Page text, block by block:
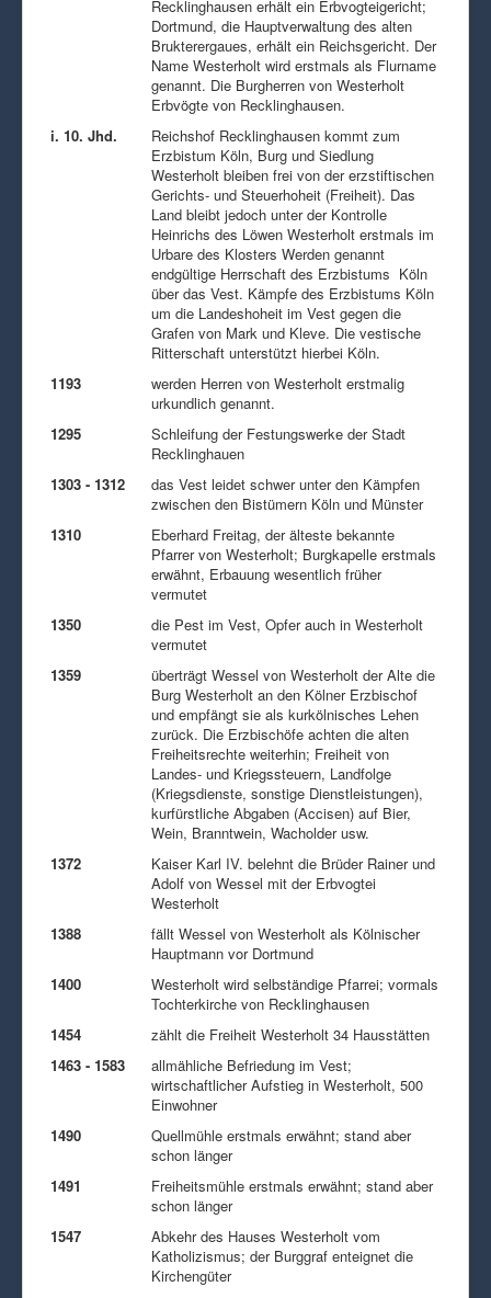
Recklinghausen erhält ein Erbvogteigericht;
Dortmund, die Hauptverwaltung des alten
Brukterergaues, erhält ein Reichsgericht. Der
Name Westerholt wird erstmals als Flurname
genannt. Die Burgherren von Westerholt
Erbvögte von Recklinghausen.
i. 10. Jhd.
Reichshof Recklinghausen kommt zum
Erzbistum Köln, Burg und Siedlung
Westerholt bleiben frei von der erzstiftischen
Gerichts- und Steuerhoheit (Freiheit). Das
Land bleibt jedoch unter der Kontrolle
Heinrichs des Löwen Westerholt erstmals im
Urbare des Klosters Werden genannt
endgültige Herrschaft des Erzbistums Köln
über das Vest. Kämpfe des Erzbistums Köln
um die Landeshoheit im Vest gegen die
Grafen von Mark und Kleve. Die vestische
Ritterschaft unterstützt hierbei Köln.
1193
werden Herren von Westerholt erstmalig
urkundlich genannt.
1295
Schleifung der Festungswerke der Stadt
Recklinghauen
1303 - 1312
das Vest leidet schwer unter den Kämpfen
zwischen den Bistümern Köln und Münster
1310
Eberhard Freitag, der älteste bekannte
Pfarrer von Westerholt; Burgkapelle erstmals
erwähnt, Erbauung wesentlich früher
vermutet
1350
die Pest im Vest, Opfer auch in Westerholt
vermutet
1359
überträgt Wessel von Westerholt der Alte die
Burg Westerholt an den Kölner Erzbischof
und empfängt sie als kurkölnisches Lehen
zurück. Die Erzbischöfe achten die alten
Freiheitsrechte weiterhin; Freiheit von
Landes- und Kriegssteuern, Landfolge
(Kriegsdienste, sonstige Dienstleistungen),
kurfürstliche Abgaben (Accisen) auf Bier,
Wein, Branntwein, Wacholder usw.
1372
Kaiser Karl IV. belehnt die Brüder Rainer und
Adolf von Wessel mit der Erbvogtei
Westerholt
1388
fällt Wessel von Westerholt als Kölnischer
Hauptmann vor Dortmund
1400
Westerholt wird selbständige Pfarrei; vormals
Tochterkirche von Recklinghausen
1454
zählt die Freiheit Westerholt 34 Hausstätten
1463 - 1583
allmähliche Befriedung im Vest;
wirtschaftlicher Aufstieg in Westerholt, 500
Einwohner
1490
Quellmühle erstmals erwähnt; stand aber
schon länger
1491
Freiheitsmühle erstmals erwähnt; stand aber
schon länger
1547
Abkehr des Hauses Westerholt vom
Katholizismus; der Burggraf enteignet die
Kirchengüter